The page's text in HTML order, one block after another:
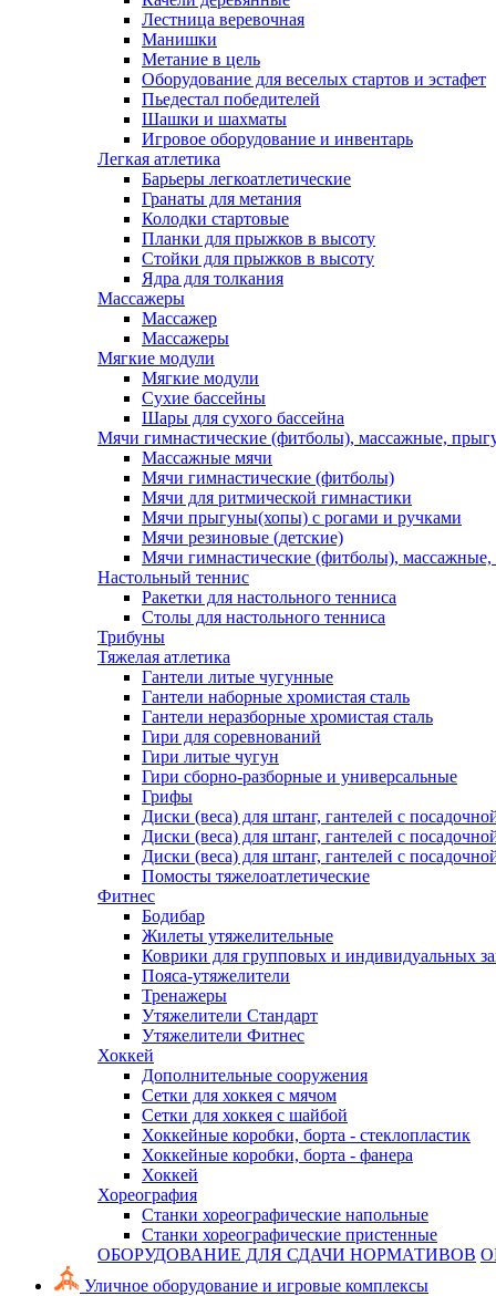
Лестница веревочная
Манишки
Метание в цель
Оборудование для веселых стартов и эстафет
Пьедестал победителей
Шашки и шахматы
Игровое оборудование и инвентарь
Легкая атлетика
Барьеры легкоатлетические
Гранаты для метания
Колодки стартовые
Планки для прыжков в высоту
Стойки для прыжков в высоту
Ядра для толкания
Массажеры
Массажер
Массажеры
Мягкие модули
Мягкие модули
Сухие бассейны
Шары для сухого бассейна
Мячи гимнастические (фитболы), массажные,
Массажные мячи
Мячи гимнастические (фитболы)
Мячи для ритмической гимнастики
Мячи прыгуны(хопы) с рогами и ручками
Мячи резиновые (детские)
Мячи гимнастические (фитболы),
Настольный теннис
Ракетки для настольного тенниса
Столы для настольного тенниса
Трибуны
Тяжелая атлетика
Гантели литые чугунные
Гантели наборные хромистая сталь
Гантели неразборные хромистая сталь
Гири для соревнований
Гири литые чугун
Гири сборно-разборные и универсальные
Грифы
Диски (веса) для штанг, гантелей с
Диски (веса) для штанг, гантелей с
Диски (веса) для штанг, гантелей с
Помосты тяжелоатлетические
Фитнес
Бодибар
Жилеты утяжелительные
Коврики для групповых и индивидуальных
Пояса-утяжелители
Тренажеры
Утяжелители Стандарт
Утяжелители Фитнес
Хоккей
Дополнительные сооружения
Сетки для хоккея с мячом
Сетки для хоккея с шайбой
Хоккейные коробки, борта - стеклопластик
Хоккейные коробки, борта - фанера
Хоккей
Хореография
Станки хореографические напольные
Станки хореографические пристенные
ОБОРУДОВАНИЕ ДЛЯ СДАЧИ НОРМАТИВОВ
Уличное оборудование и игровые комплексы